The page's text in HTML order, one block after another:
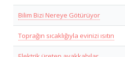
Bilim Bizi Nereye Götürüyor
Toprağın sıcaklığıyla evinizi ısıtın